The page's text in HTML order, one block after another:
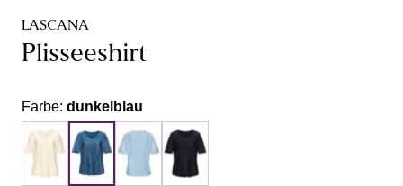
LASCANA
Plisseeshirt
Farbe: dunkelblau